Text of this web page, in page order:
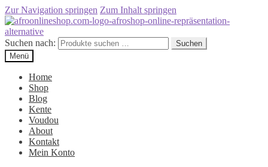
Zur Navigation springen Zum Inhalt springen
Suchen nach:
Suchen
Menü
Home
Shop
Blog
Kente
Voudou
About
Kontakt
Mein Konto